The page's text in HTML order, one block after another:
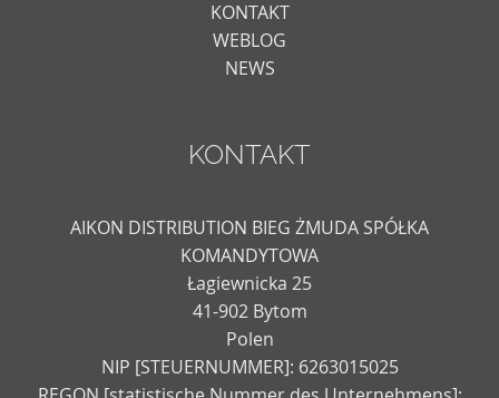
KONTAKT
WEBLOG
NEWS
KONTAKT
AIKON DISTRIBUTION BIEG ŻMUDA SPÓŁKA
KOMANDYTOWA
Łagiewnicka 25
41-902 Bytom
Polen
NIP [STEUERNUMMER]: 6263015025